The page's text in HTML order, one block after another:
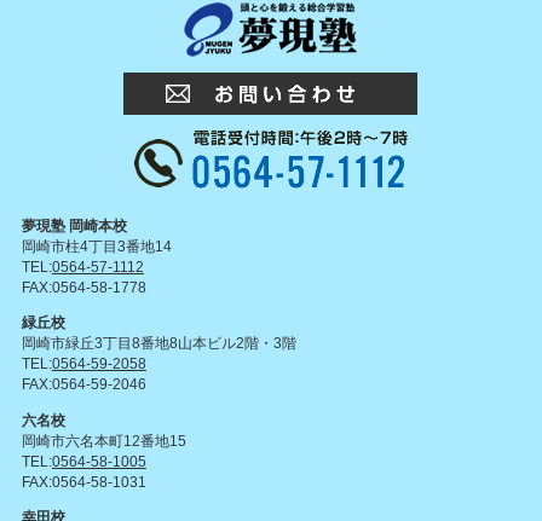
夢現塾 岡崎本校
岡崎市柱4丁目3番地14
TEL:0564-57-1112
FAX:0564-58-1778
緑丘校
岡崎市緑丘3丁目8番地8山本ビル2階・3階
TEL:0564-59-2058
FAX:0564-59-2046
六名校
岡崎市六名本町12番地15
TEL:0564-58-1005
FAX:0564-58-1031
幸田校